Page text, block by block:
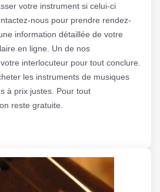
votre instrument si celui-ci
nous pour prendre rendez-
information détaillée de votre
en ligne. Un de nos
interlocuteur pour tout conclure.
les instruments de musiques
à prix justes. Pour tout
reste gratuite.